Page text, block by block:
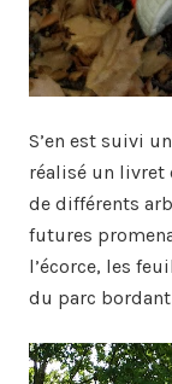
S’en est suivi
réalisé un livret
de différents
futures
l’écorce, les
du parc bordant